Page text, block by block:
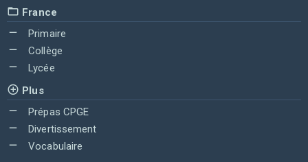
France
Primaire
Collège
Lycée
Plus
Prépas CPGE
Divertissement
Vocabulaire